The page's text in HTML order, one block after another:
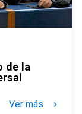
de la
Ver más keyboard_arrow_right